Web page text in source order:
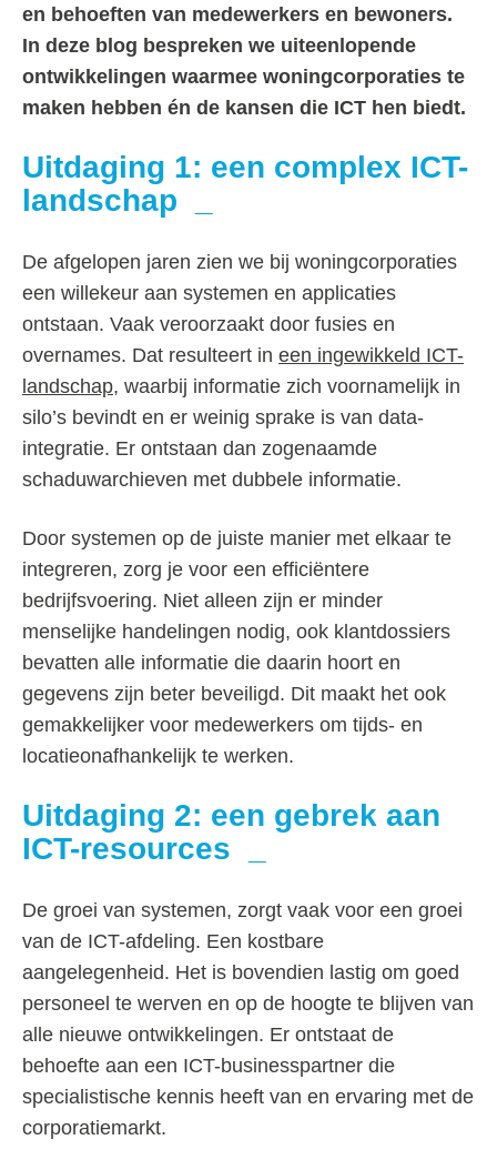
en behoeften van medewerkers en bewoners.
In deze blog bespreken we uiteenlopende
ontwikkelingen waarmee woningcorporaties te
maken hebben én de kansen die ICT hen biedt.
Uitdaging 1: een complex ICT-
landschap
De afgelopen jaren zien we bij woningcorporaties
een willekeur aan systemen en applicaties
ontstaan. Vaak veroorzaakt door fusies en
overnames. Dat resulteert in een ingewikkeld ICT-
landschap, waarbij informatie zich voornamelijk in
silo’s bevindt en er weinig sprake is van data-
integratie. Er ontstaan dan zogenaamde
schaduwarchieven met dubbele informatie.
Door systemen op de juiste manier met elkaar te
integreren, zorg je voor een efficiëntere
bedrijfsvoering. Niet alleen zijn er minder
menselijke handelingen nodig, ook klantdossiers
bevatten alle informatie die daarin hoort en
gegevens zijn beter beveiligd. Dit maakt het ook
gemakkelijker voor medewerkers om tijds- en
locatieonafhankelijk te werken.
Uitdaging 2: een gebrek aan
ICT-resources
De groei van systemen, zorgt vaak voor een groei
van de ICT-afdeling. Een kostbare
aangelegenheid. Het is bovendien lastig om goed
personeel te werven en op de hoogte te blijven van
alle nieuwe ontwikkelingen. Er ontstaat de
behoefte aan een ICT-businesspartner die
specialistische kennis heeft van en ervaring met de
corporatiemarkt.